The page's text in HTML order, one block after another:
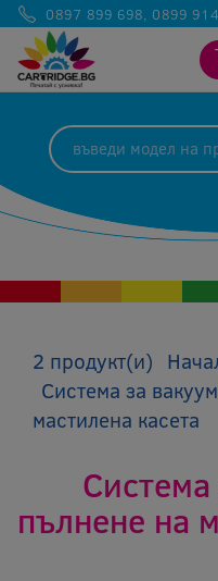
0897 899 698, 0899
2 продукт(и)
Система за
мастилена касета
пълнене на